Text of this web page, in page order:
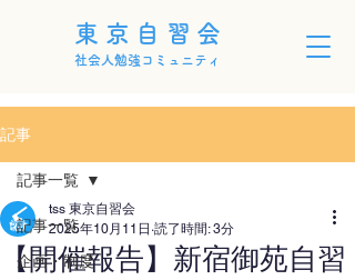
東京自習会
社会人勉強コミュニティ
記事
記事一覧
企画・制度
記事一覧
【開催報告】新宿御苑自習
tss 東京自習会
2025年10月11日 読了時間: 3分